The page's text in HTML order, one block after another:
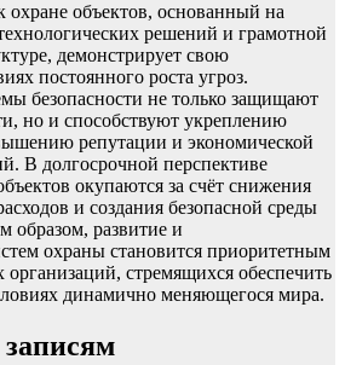
объектов, основанный на
решений и грамотной
демонстрирует свою
постоянного роста угроз.
безопасности не только защищают
но и способствуют укреплению
репутации и экономической
В долгосрочной перспективе
окупаются за счёт снижения
и создания безопасной среды
образом, развитие и
охраны становится приоритетным
организаций, стремящихся обеспечить
динамично меняющегося мира.